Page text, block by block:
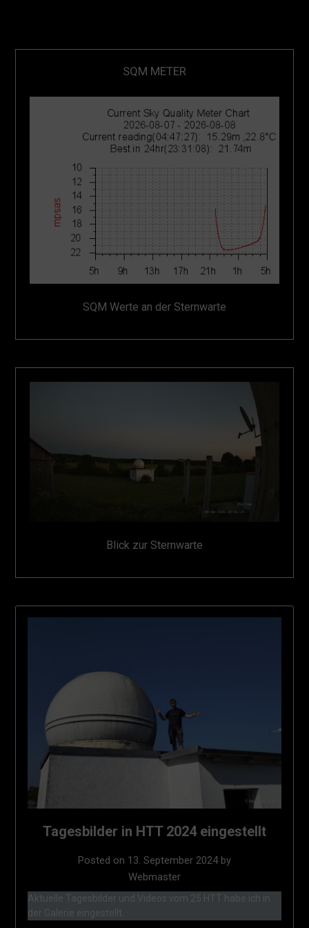
SQM METER
SQM Werte an der Sternwarte
Blick zur Sternwarte
Tagesbilder in HTT 2024 eingestellt
Posted on 13. September 2024by
Webmaster
Aktuelle Tagesbilder und Videos vom 25 HTT habe ich in
der Galerie eingestellt.